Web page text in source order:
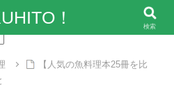
【人気の魚料理本25冊を比
！ 検索